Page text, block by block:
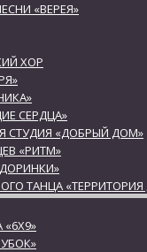
«ВЕРЕЯ»
ХОР
СЕРДЦА»
СТУДИЯ «ДОБРЫЙ ДОМ»
«РИТМ»
ТАНЦА